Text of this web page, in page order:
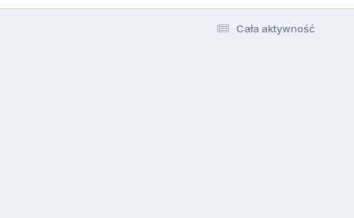
Cała aktywność